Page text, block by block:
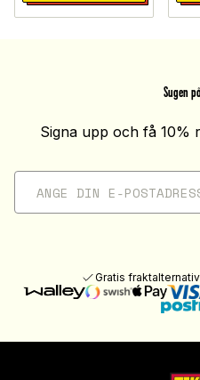
Sugen på
Signa upp och få 10%
Gratis fraktalternativ